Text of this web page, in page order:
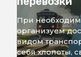
При
организуем
видом
себя хлопоты,